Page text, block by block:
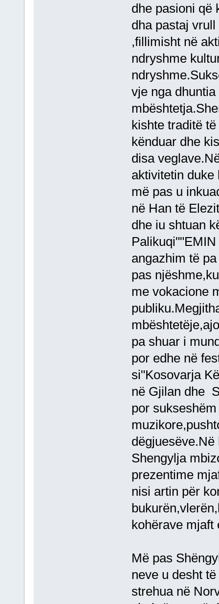
dhe pasioni që
dha pastaj
,fillimisht në
ndryshme
vje nga
kishte traditë
kënduar dhe
disa
aktivitetin duke
më pas u
në Han të
dhe iu shtuan
angazhim të
pas
me vokacione
pa shuar i
por edhe në
si"Kosovarja
në Gjilan dhe
por
Shengylja
prezentime
nisi artin për
kohërave mjaft
Më pas
neve u desht
strehua në